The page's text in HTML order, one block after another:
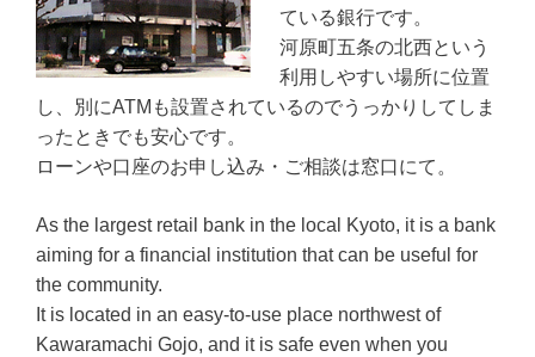
ている銀行です。
河原町五条の北西という
利用しやすい場所に位置
し、別にATMも設置されているのでうっかりしてしま
ったときでも安心です。
ローンや口座のお申し込み・ご相談は窓口にて。
As the largest retail bank in the local Kyoto, it is a bank
aiming for a financial institution that can be useful for
the community.
It is located in an easy-to-use place northwest of
Kawaramachi Gojo, and it is safe even when you